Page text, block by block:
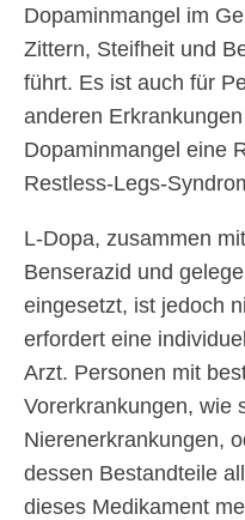
Dopaminmangel im
Zittern, Steifheit und
führt. Es ist auch für
anderen
Dopaminmangel eine
Restless-Legs-
L-Dopa, zusammen
Benserazid und
eingesetzt, ist jedoch
erfordert eine
Arzt. Personen mit
Vorerkrankungen, wie
Nierenerkrankungen,
dessen Bestandteile
dieses Medikament